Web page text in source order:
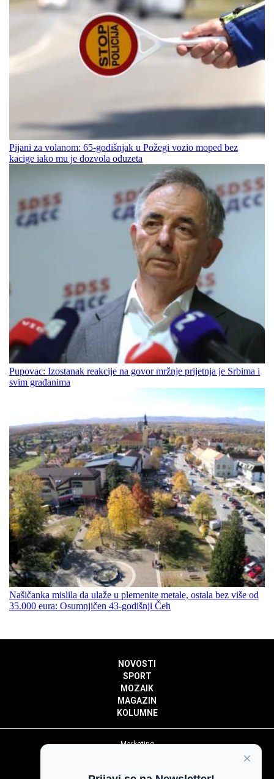
Pijani za volanom: 65-godišnjak u Požegi vozio moped bez
kacige iako mu je dozvola oduzeta
Pupovac: Izostanak reakcije na govor mržnje prijetnja je Srbima i
svim građanima
Našičanka mislila da ulaže u plemenite metale, ostala bez više od
35.000 eura: Osumnjičen 43-godišnji Čeh
NOVOSTI
SPORT
MOZAIK
MAGAZIN
KOLUMNE
Marketing
×